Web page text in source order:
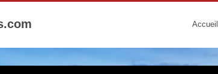
Accueil